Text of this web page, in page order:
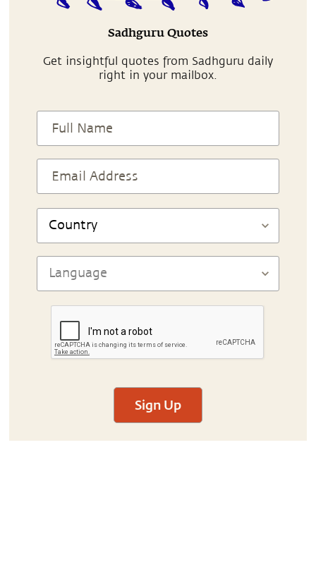
Sadhguru Quotes
Get insightful quotes from Sadhguru daily
right in your mailbox.
Sign Up